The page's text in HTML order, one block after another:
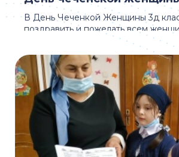
В День Чеченкой Женщины 3д
поздравить и пожелать всем
творческих будней, чудесных и